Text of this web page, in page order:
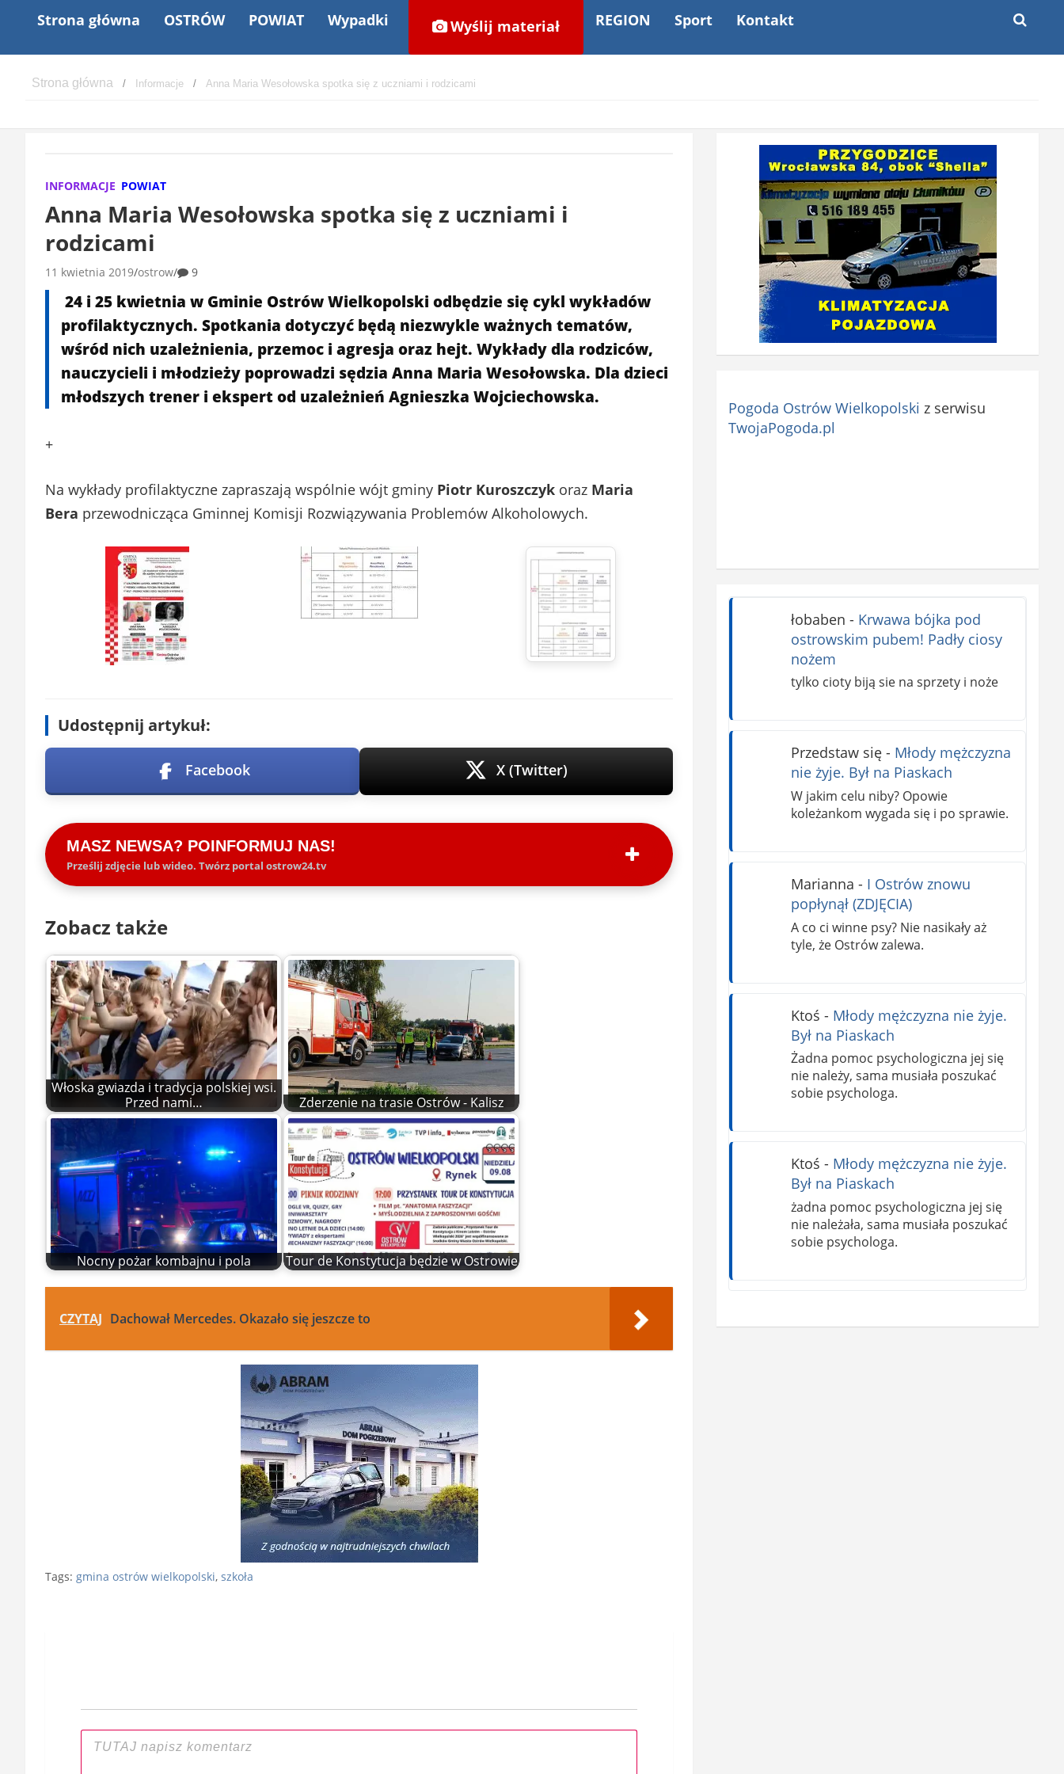
Strona główna OSTRÓW POWIAT Wypadki Wyślij materiał REGION Sport Kontakt
Informacje Anna Maria Wesołowska spotka się z uczniami i rodzicami
INFORMACJE POWIAT
Anna Maria Wesołowska spotka się z uczniami i
rodzicami
11 kwietnia 2019 ostrow 9
24 i 25 kwietnia w Gminie Ostrów Wielkopolski odbędzie się cykl wykładów
profilaktycznych. Spotkania dotyczyć będą niezwykle ważnych tematów,
wśród nich uzależnienia, przemoc i agresja oraz hejt. Wykłady dla rodziców,
nauczycieli i młodzieży poprowadzi sędzia Anna Maria Wesołowska. Dla dzieci
młodszych trener i ekspert od uzależnień Agnieszka Wojciechowska.
+
Na wykłady profilaktyczne zapraszają wspólnie wójt gminy Piotr Kuroszczyk oraz Maria
Bera przewodnicząca Gminnej Komisji Rozwiązywania Problemów Alkoholowych.
Udostępnij artykuł:
Facebook X (Twitter)
MASZ NEWSA? POINFORMUJ NAS!
Prześlij zdjęcie lub wideo. Twórz portal ostrow24.tv
Zobacz także
Włoska gwiazda i tradycja polskiej wsi.
Przed nami…
Zderzenie na trasie Ostrów - Kalisz
Nocny pożar kombajnu i pola Tour de Konstytucja będzie w Ostrowie
CZYTAJ Dachował Mercedes. Okazało się jeszcze to
Tags: gmina ostrów wielkopolski, szkoła
Pogoda Ostrów Wielkopolski z serwisu
TwojaPogoda.pl
łobaben - Krwawa bójka pod
ostrowskim pubem! Padły ciosy
nożem
tylko cioty biją sie na sprzety i noże
Przedstaw się- Młody mężczyzna
nie żyje. Był na Piaskach
W jakim celu niby? Opowie
koleżankom wygada się i po sprawie.
Marianna - I Ostrów znowu
popłynął (ZDJĘCIA)
A co ci winne psy? Nie nasikały aż
tyle, że Ostrów zalewa.
Ktoś - Młody mężczyzna nie żyje.
Był na Piaskach
Żadna pomoc psychologiczna jej się
nie należy, sama musiała poszukać
sobie psychologa.
Ktoś - Młody mężczyzna nie żyje.
Był na Piaskach
żadna pomoc psychologiczna jej się
nie należała, sama musiała poszukać
sobie psychologa.